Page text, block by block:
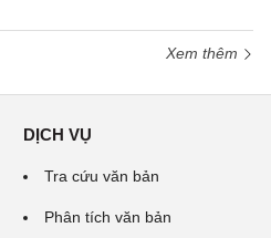
Xem thêm
DỊCH VỤ
Tra cứu văn bản
Phân tích văn bản